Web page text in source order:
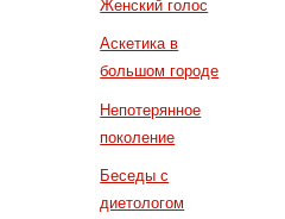
Женский голос
Аскетика в
большом городе
Непотерянное
поколение
Беседы с
диетологом